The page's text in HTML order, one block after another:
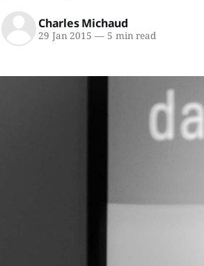
Charles Michaud
29 Jan 2015 —5 min read